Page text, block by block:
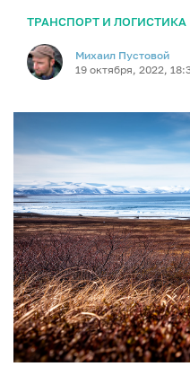
ТРАНСПОРТ И ЛОГИСТИКА
Михаил Пустовой
19 октября, 2022,